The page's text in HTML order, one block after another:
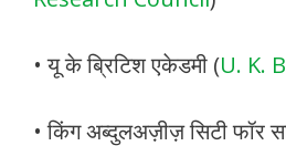
• यू के ब्रिटिश एकेडमी (U. K.
• किंग अब्दुलअज़ीज़ सिटी फॉर